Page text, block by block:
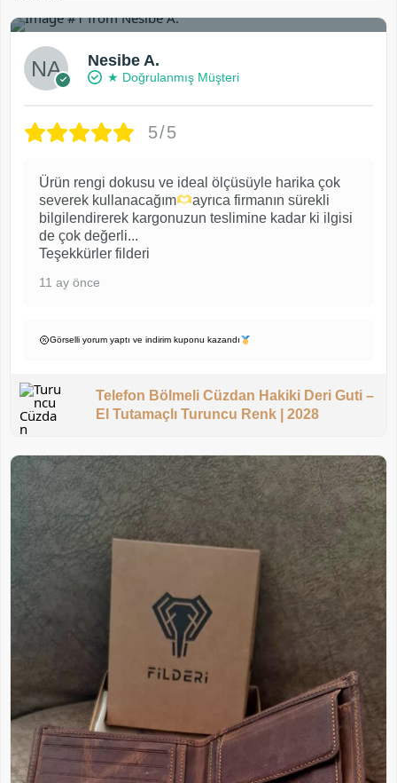
Nesibe A.
★ Doğrulanmış Müşteri
5/5
Ürün rengi dokusu ve ideal ölçüsüyle harika çok
severek kullanacağım
ayrıca firmanın sürekli
bilgilendirerek kargonuzun teslimine kadar ki ilgisi
de çok değerli...
Teşekkürler filderi
11 ay önce
Görselli yorum yaptı ve indirim kuponu kazandı
Telefon Bölmeli Cüzdan Hakiki Deri Guti –
El Tutamaçlı Turuncu Renk | 2028